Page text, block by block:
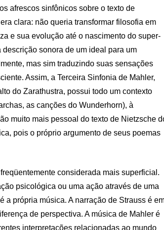
afrescos sinfônicos sobre o texto de
clara: não queria transformar filosofia em
e sua evolução até o nascimento do super-
descrição sonora de um ideal para um
mas sim traduzindo suas sensações
Assim, a Terceira Sinfonia de Mahler,
do Zarathustra, possui todo um contexto
as canções do Wunderhorn), à
muito mais pessoal do texto de Nietzsche
pois o próprio argumento de seus poemas
considerada mais superficial.
psicológica ou uma ação através de uma
a própria música. A narração de Strauss é
de perspectiva. A música de Mahler é
interpretações relacionadas ao mundo